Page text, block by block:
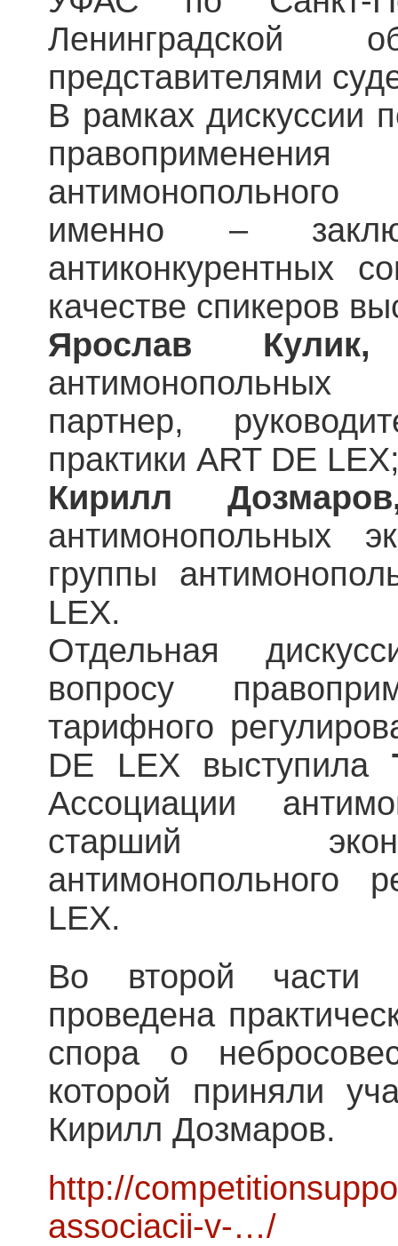
представителями
В рамках дискуссии
именно –
антиконкурентных
качестве спикеров
Ярослав Кулик,
антимонопольных
партнер,
практики ART DE
Кирилл
антимонопольных
группы
LEX.
Отдельная
вопросу
тарифного
DE LEX выступила
Ассоциации
старший
антимонопольного
LEX.
Во второй части
проведена
спора о
которой приняли
Кирилл Дозмаров.
http://
associacii-v-…/